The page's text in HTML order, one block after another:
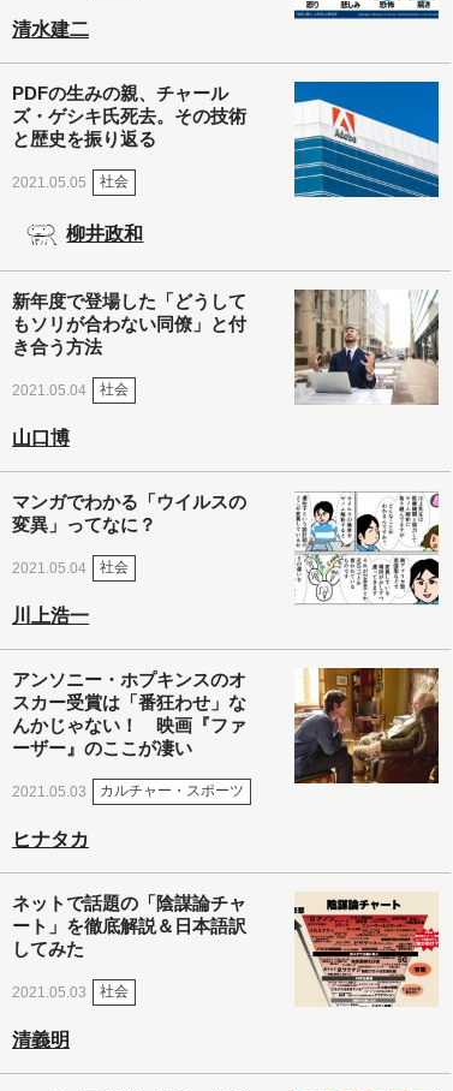
清水建二
PDFの生みの親、チャール
ズ・ゲシキ氏死去。その技術
と歴史を振り返る
2021.05.05 社会
柳井政和
新年度で登場した「どうして
もソリが合わない同僚」と付
き合う方法
2021.05.04 社会
山口博
マンガでわかる「ウイルスの
変異」ってなに？
2021.05.04 社会
川上浩一
アンソニー・ホプキンスのオ
スカー受賞は「番狂わせ」な
んかじゃない！ 映画『ファ
ーザー』のここが凄い
2021.05.03 カルチャー・スポーツ
ヒナタカ
ネットで話題の「陰謀論チャ
ート」を徹底解説＆日本語訳
してみた
2021.05.03 社会
清義明